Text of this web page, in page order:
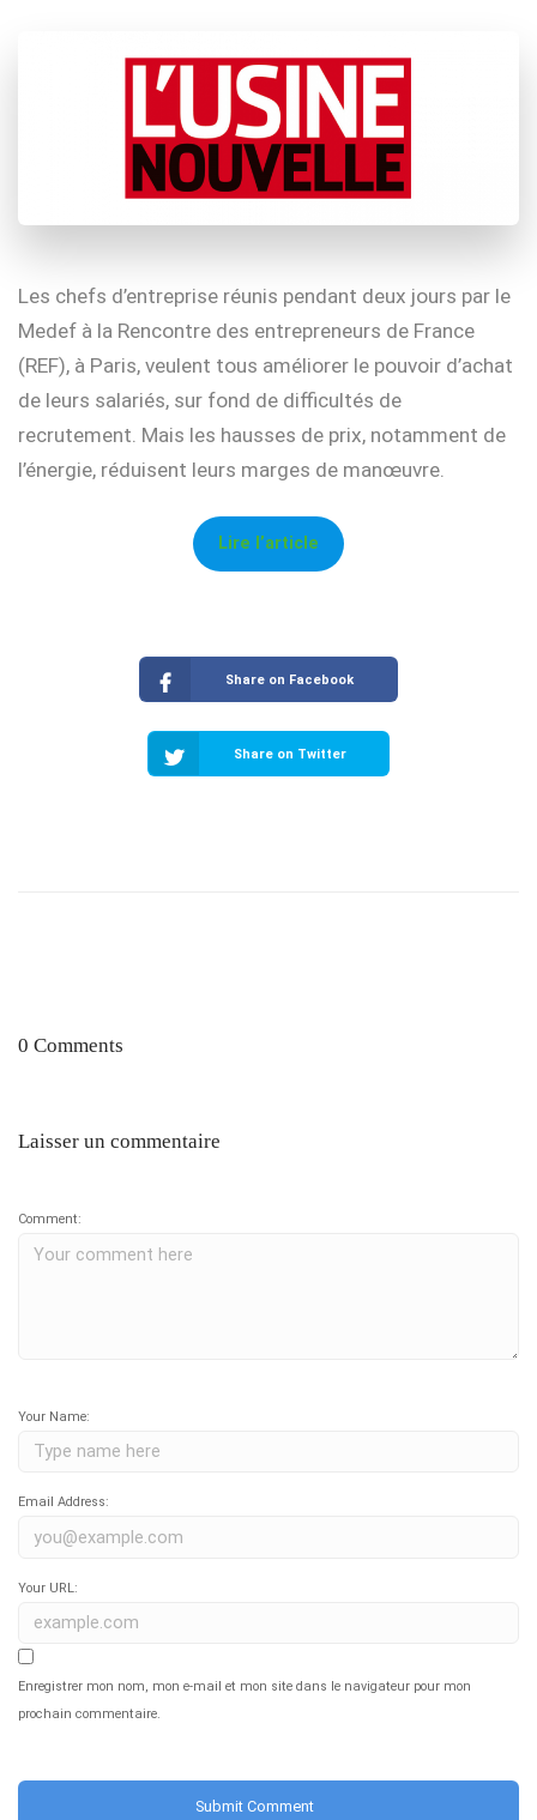
Les chefs d’entreprise réunis pendant deux jours par le
Medef à la Rencontre des entrepreneurs de France
(REF), à Paris, veulent tous améliorer le pouvoir d’achat
de leurs salariés, sur fond de difficultés de
recrutement. Mais les hausses de prix, notamment de
l’énergie, réduisent leurs marges de manœuvre.
Lire l’article
Share on Facebook
Share on Twitter
0 Comments
Laisser un commentaire
Comment:
Your Name:
Email Address:
Your URL:
Enregistrer mon nom, mon e-mail et mon site dans le navigateur pour mon
prochain commentaire.